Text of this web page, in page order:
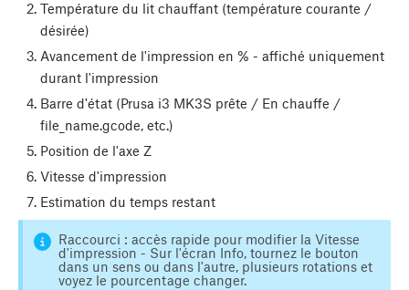
Température du lit chauffant (température courante /
désirée)
Avancement de l'impression en % - affiché uniquement
durant l'impression
Barre d'état (Prusa i3 MK3S prête / En chauffe /
file_name.gcode, etc.)
Position de l'axe Z
Vitesse d'impression
Estimation du temps restant
Raccourci : accès rapide pour modifier la Vitesse
d'impression - Sur l'écran Info, tournez le bouton
dans un sens ou dans l'autre, plusieurs rotations et
voyez le pourcentage changer.